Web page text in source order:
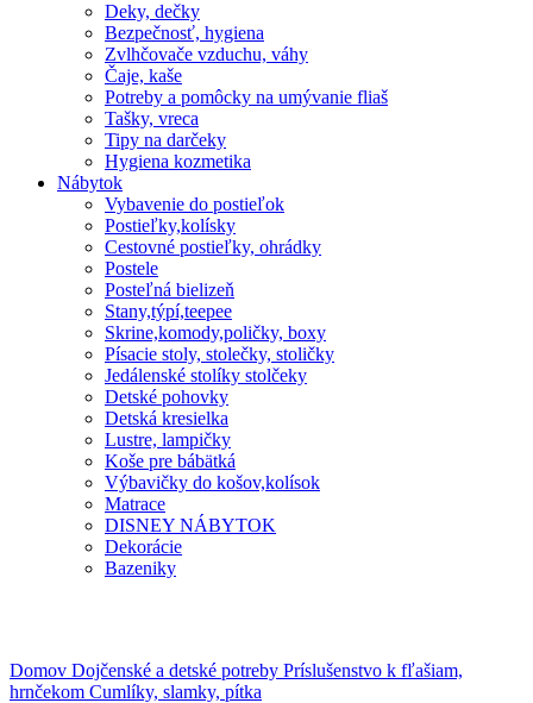
Deky, dečky
Bezpečnosť, hygiena
Zvlhčovače vzduchu, váhy
Čaje, kaše
Potreby a pomôcky na umývanie fliaš
Tašky, vreca
Tipy na darčeky
Hygiena kozmetika
Nábytok
Vybavenie do postieľok
Postieľky,kolísky
Cestovné postieľky, ohrádky
Postele
Posteľná bielizeň
Stany,týpí,teepee
Skrine,komody,poličky, boxy
Písacie stoly, stolečky, stoličky
Jedálenské stolíky stolčeky
Detské pohovky
Detská kresielka
Lustre, lampičky
Koše pre bábätká
Výbavičky do košov,kolísok
Matrace
DISNEY NÁBYTOK
Dekorácie
Bazeniky
Domov Dojčenské a detské potreby Príslušenstvo k fľašiam,
hrnčekom Cumlíky, slamky, pítka